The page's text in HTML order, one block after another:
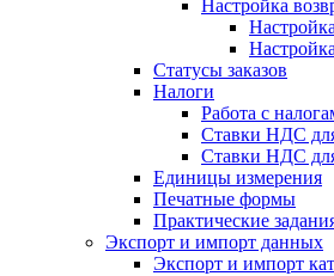
Настройка
Статусы заказов
Налоги
Работа с
Ставки НДС
Ставки НДС
Единицы измерения
Печатные формы
Практические
Экспорт и импорт данных
Экспорт и импорт